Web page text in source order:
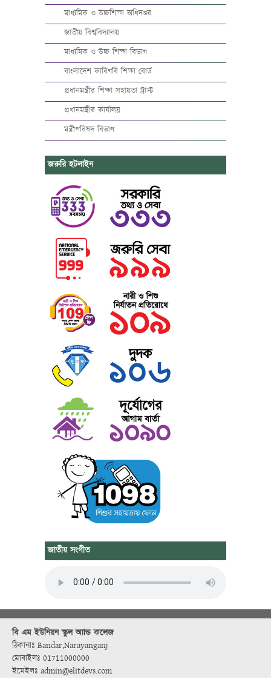
মাধ্যমিক ও উচ্চশিক্ষা অধিদপ্তর
জাতীয় বিশ্ববিদ্যালয়
মাধ্যমিক ও উচ্চ শিক্ষা বিভাগ
বাংলাদেশ কারিগরি শিক্ষা বোর্ড
প্রধানমন্ত্রীর শিক্ষা সহায়তা ট্রাস্ট
প্রধানমন্ত্রীর কার্যালয়
মন্ত্রীপরিষদ বিভাগ
জরুরি হটলাইন
জাতীয় সংগীত
বি এম ইউনিয়ন স্কুল অ্যান্ড কলেজ
ঠিকানাঃ Bandar,Narayanganj
মোবাইলঃ 01711000000
ইমেইলঃ admin@elitdevs.com